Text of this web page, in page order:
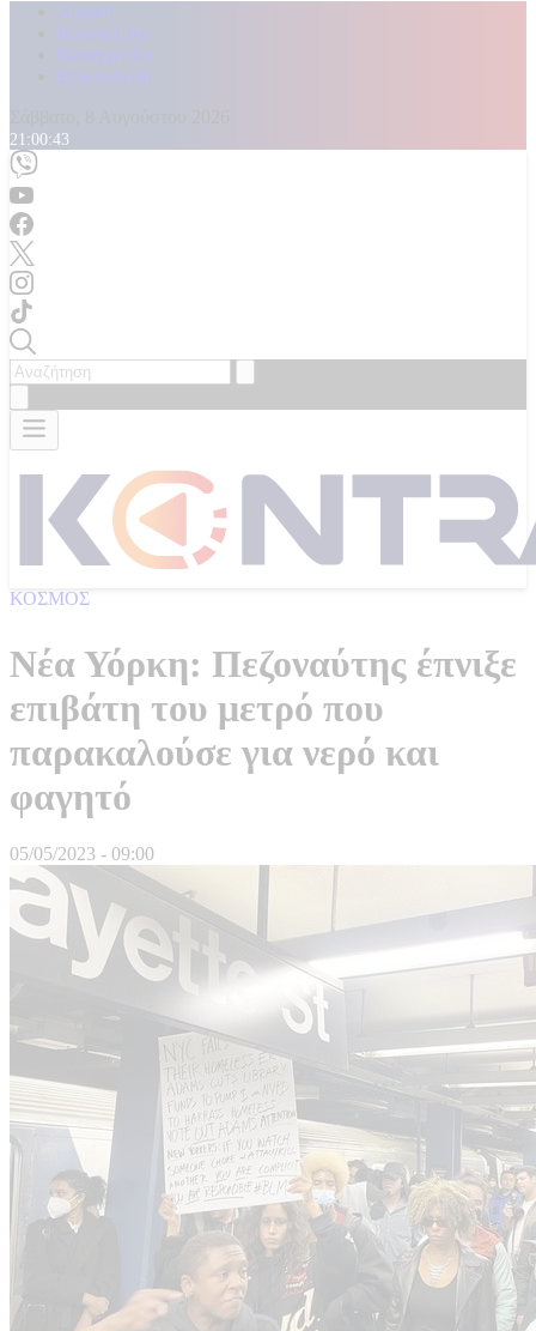
Αρχική
Kontra Live
Καταγγελίες
Επικοινωνία
21:00:45
ΚΟΣΜΟΣ
Νέα Υόρκη: Πεζοναύτης έπνιξε
επιβάτη του μετρό που
παρακαλούσε για νερό και
φαγητό
05/05/2023 - 09:00